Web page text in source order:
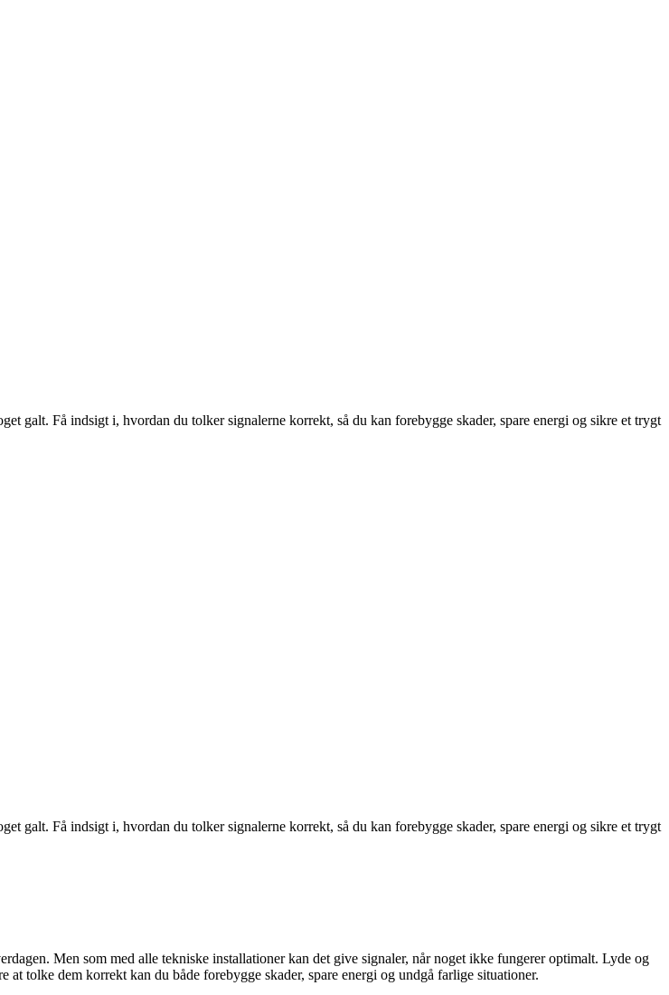
galt. Få indsigt i, hvordan du tolker signalerne korrekt, så du kan forebygge skader, spare energi og sikre et trygt
galt. Få indsigt i, hvordan du tolker signalerne korrekt, så du kan forebygge skader, spare energi og sikre et trygt
Men som med alle tekniske installationer kan det give signaler, når noget ikke fungerer optimalt. Lyde og
tolke dem korrekt kan du både forebygge skader, spare energi og undgå farlige situationer.